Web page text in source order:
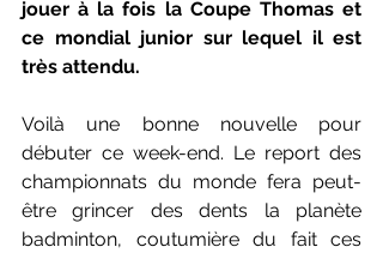
jouer à la fois la Coupe Thomas et
ce mondial junior sur lequel il est
très attendu.
Voilà une bonne nouvelle pour
débuter ce week-end. Le report des
championnats du monde fera peut-
être grincer des dents la planète
badminton, coutumière du fait ces